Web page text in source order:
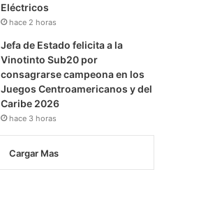
Eléctricos
hace 2 horas
Jefa de Estado felicita a la
Vinotinto Sub20 por
consagrarse campeona en los
Juegos Centroamericanos y del
Caribe 2026
hace 3 horas
Cargar Mas